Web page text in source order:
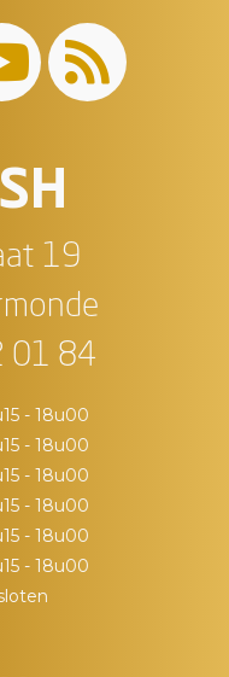
19
01 84
- 18u00
- 18u00
- 18u00
- 18u00
- 18u00
- 18u00